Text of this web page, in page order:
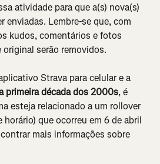
atividade para que a(s) nova(s)
enviadas. Lembre-se que, com
kudos, comentários e fotos
serão removidos.
Strava para celular e a
primeira década dos 2000s, é
esteja relacionado a um rollover
horário) que ocorreu em 6 de abril
mais informações sobre